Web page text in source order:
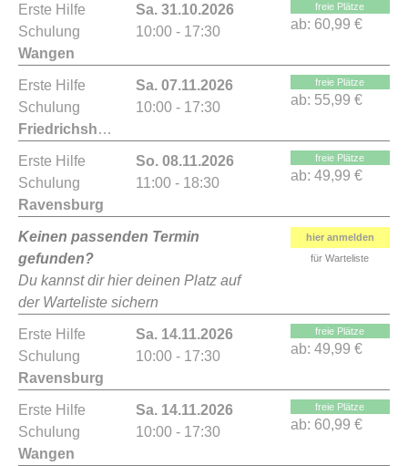
Erste Hilfe
Schulung
Wangen
Sa. 31.10.2026
10:00 - 17:30
freie Plätze
ab: 60,99 €
Erste Hilfe
Schulung
Friedrichshafen
Sa. 07.11.2026
10:00 - 17:30
freie Plätze
ab: 55,99 €
Erste Hilfe
Schulung
Ravensburg
So. 08.11.2026
11:00 - 18:30
freie Plätze
ab: 49,99 €
Keinen passenden Termin
gefunden?
Du kannst dir hier deinen Platz auf
der Warteliste sichern
hier anmelden
für Warteliste
Erste Hilfe
Schulung
Ravensburg
Sa. 14.11.2026
10:00 - 17:30
freie Plätze
ab: 49,99 €
Erste Hilfe
Schulung
Wangen
Sa. 14.11.2026
10:00 - 17:30
freie Plätze
ab: 60,99 €